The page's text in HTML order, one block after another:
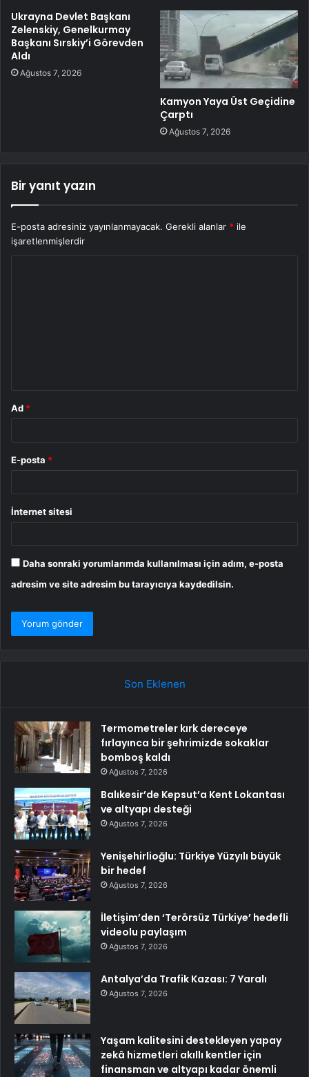
Ukrayna Devlet Başkanı
Zelenskiy, Genelkurmay
Başkanı Sırskiy’i Görevden
Aldı
Ağustos 7, 2026
Kamyon Yaya Üst Geçidine
Çarptı
Ağustos 7, 2026
Bir yanıt yazın
E-posta adresiniz yayınlanmayacak. Gerekli alanlar * ile
işaretlenmişlerdir
Ad *
E-posta *
İnternet sitesi
Daha sonraki yorumlarımda kullanılması için adım, e-posta
adresim ve site adresim bu tarayıcıya kaydedilsin.
Son Eklenen
Termometreler kırk dereceye
fırlayınca bir şehrimizde sokaklar
bomboş kaldı
Ağustos 7, 2026
Balıkesir’de Kepsut’a Kent Lokantası
ve altyapı desteği
Ağustos 7, 2026
Yenişehirlioğlu: Türkiye Yüzyılı büyük
bir hedef
Ağustos 7, 2026
İletişim’den ‘Terörsüz Türkiye’ hedefli
videolu paylaşım
Ağustos 7, 2026
Antalya’da Trafik Kazası: 7 Yaralı
Ağustos 7, 2026
Yaşam kalitesini destekleyen yapay
zekâ hizmetleri akıllı kentler için
finansman ve altyapı kadar önemli